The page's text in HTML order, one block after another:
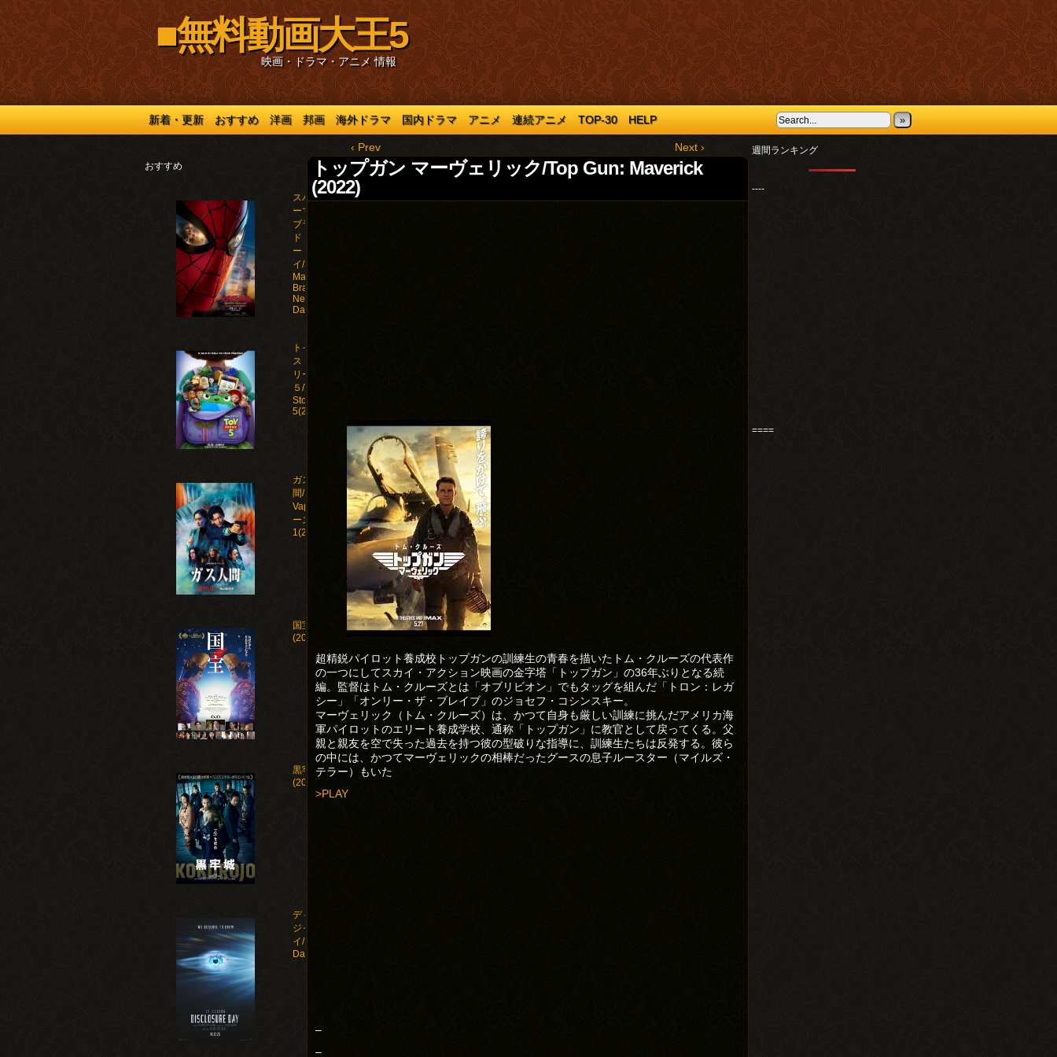
■無料動画大王5
映画・ドラマ・アニメ 情報
新着・更新 おすすめ 洋画 邦画 海外ドラマ 国内ドラマ アニメ 連続アニメ TOP-30 HELP »
おすすめ
スパイダ
ーマン：
ブラン
ド・ニュ
ー・デ
イ/Spider-
Man:
Brand
New
Day(2026)
トイ・
ストー
リー
５/Toy
Story
5(2026)
ガス人
間/Human
Vapor シ
ーズン
1(2026)
国宝
(2025)
黒牢城
(2026)
ディスクロー
ジャー・デ
イ/Disclosure
Day(2026)
‹ Prev Next ›
トップガン マーヴェリック/Top Gun: Maverick
(2022)
超精鋭パイロット養成校トップガンの訓練生の青春を描いたトム・クルーズの代表作
の一つにしてスカイ・アクション映画の金字塔「トップガン」の36年ぶりとなる続
編。監督はトム・クルーズとは「オブリビオン」でもタッグを組んだ「トロン：レガ
シー」「オンリー・ザ・ブレイブ」のジョセフ・コシンスキー。
マーヴェリック（トム・クルーズ）は、かつて自身も厳しい訓練に挑んだアメリカ海
軍パイロットのエリート養成学校、通称「トップガン」に教官として戻ってくる。父
親と親友を空で失った過去を持つ彼の型破りな指導に、訓練生たちは反発する。彼ら
の中には、かつてマーヴェリックの相棒だったグースの息子ルースター（マイルズ・
テラー）もいた
>PLAY
–
–
週間ランキング
----
====